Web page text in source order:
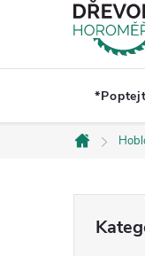
Domů
kategorie